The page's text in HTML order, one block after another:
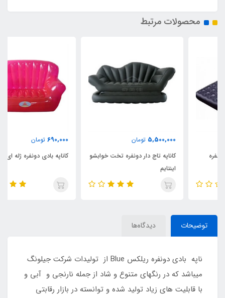
محصولات مرتبط
تومان
کاناپه تاج دار دونفره تخت خوابشو
تومان
کاناپه بادی دونفره ژله ای
توضیحات دیدگاه‌ها
ناپه بادی دونفره ریلکس Blue از تولیدات شرکت جیلونگ
میباشد که در رنگهای متنوع و شاد از جمله نارنجی و آبی و
با قابلیت های زیاد تولید شده و توانسته در بازار رقابتی